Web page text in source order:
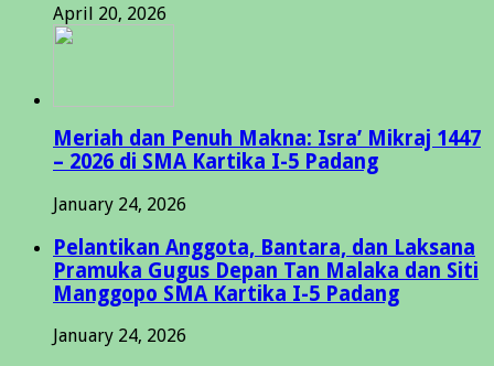
April 20, 2026
Meriah dan Penuh Makna: Isra’ Mikraj 1447
– 2026 di SMA Kartika I-5 Padang
January 24, 2026
Pelantikan Anggota, Bantara, dan Laksana
Pramuka Gugus Depan Tan Malaka dan Siti
Manggopo SMA Kartika I-5 Padang
January 24, 2026